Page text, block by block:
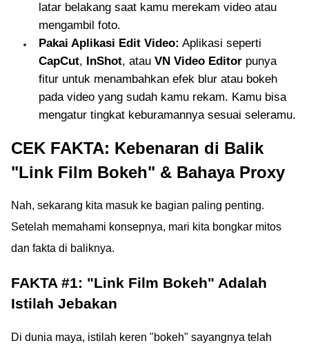
latar belakang saat kamu merekam video atau
mengambil foto.
Pakai Aplikasi Edit Video: Aplikasi seperti
CapCut, InShot, atau VN Video Editor punya
fitur untuk menambahkan efek blur atau bokeh
pada video yang sudah kamu rekam. Kamu bisa
mengatur tingkat keburamannya sesuai seleramu.
CEK FAKTA: Kebenaran di Balik
"Link Film Bokeh" & Bahaya Proxy
Nah, sekarang kita masuk ke bagian paling penting.
Setelah memahami konsepnya, mari kita bongkar mitos
dan fakta di baliknya.
FAKTA #1: "Link Film Bokeh" Adalah
Istilah Jebakan
Di dunia maya, istilah keren "bokeh" sayangnya telah